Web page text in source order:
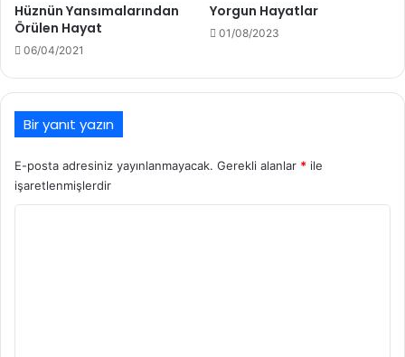
Hüznün Yansımalarından
Örülen Hayat
06/04/2021
Yorgun Hayatlar
01/08/2023
Bir yanıt yazın
E-posta adresiniz yayınlanmayacak. Gerekli alanlar * ile
işaretlenmişlerdir